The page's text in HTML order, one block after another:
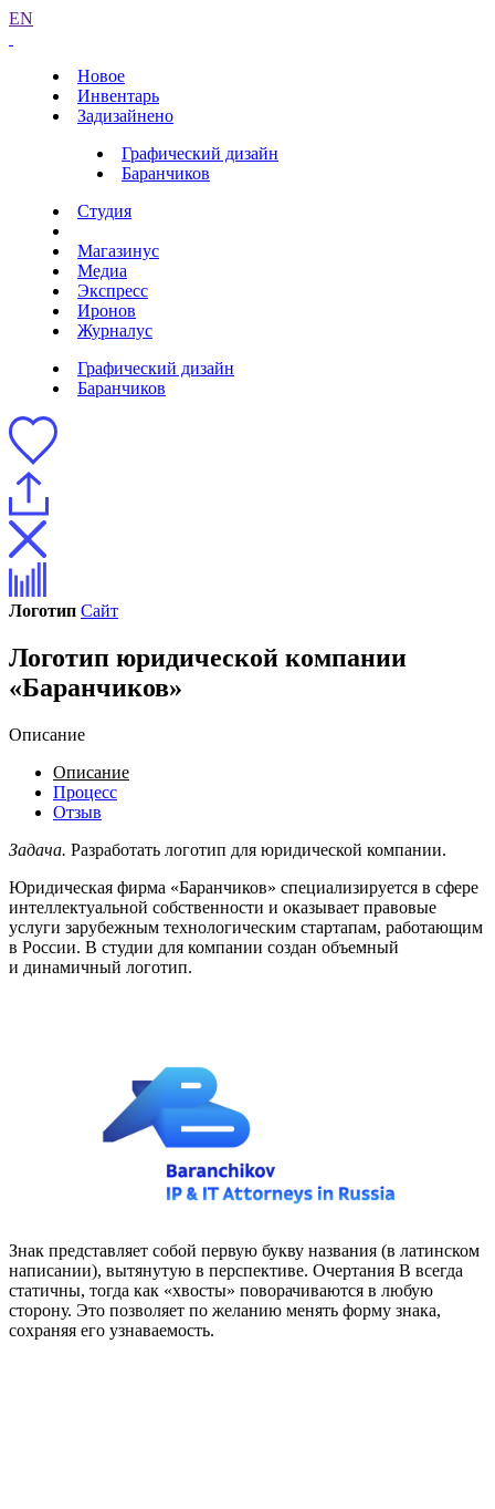
EN
Новое
Инвентарь
Задизайнено
Графический дизайн
Баранчиков
Студия
Магазинус
Медиа
Экспресс
Иронов
Журналус
Графический дизайн
Баранчиков
Логотип Сайт
Логотип юридической компании
«Баранчиков»
Описание
Описание
Процесс
Отзыв
Задача. Разработать логотип для юридической компании.
Юридическая фирма «Баранчиков» специализируется в сфере
интеллектуальной собственности и оказывает правовые
услуги зарубежным технологическим стартапам, работающим
в России. В студии для компании создан объемный
и динамичный логотип.
Знак представляет собой первую букву названия (в латинском
написании), вытянутую в перспективе. Очертания В всегда
статичны, тогда как «хвосты» поворачиваются в любую
сторону. Это позволяет по желанию менять форму знака,
сохраняя его узнаваемость.